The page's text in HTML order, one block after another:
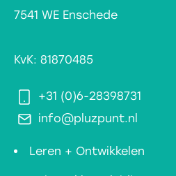
7541 WE Enschede
KvK: 81870485
+31 (0)6-28398731
info@pluzpunt.nl
Leren + Ontwikkelen